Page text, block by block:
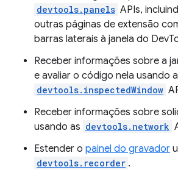
devtools.panels APIs,
outras páginas de extensão
barras laterais à janela do
Receber informações sobre a
e avaliar o código nela usando
devtools.inspectedWindow
Receber informações sobre
usando as devtools.network
Estender o painel do gravador
devtools.recorder .